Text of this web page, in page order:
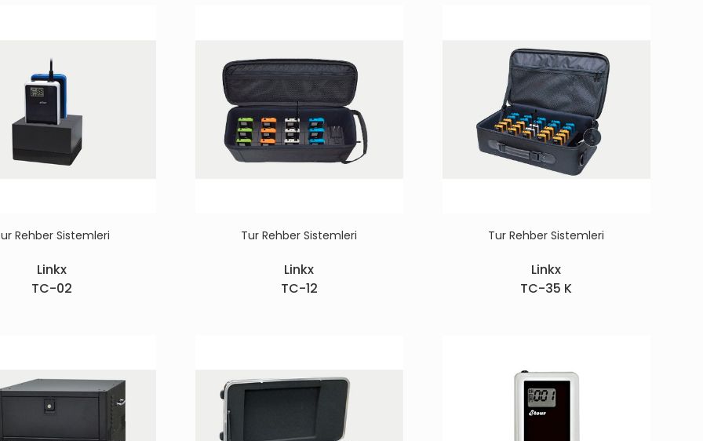
Rehber Sistemleri
Linkx
TC-02
Tur Rehber Sistemleri
Linkx
TC-12
Tur Rehber Sistemleri
Linkx
TC-35 K